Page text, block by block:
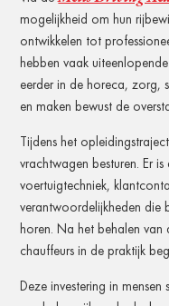
mogelijkheid om hun
ontwikkelen tot
hebben vaak
eerder in de horeca, zorg,
en maken bewust de
Tijdens het
vrachtwagen besturen. Er
voertuigtechniek,
verantwoordelijkheden die
horen. Na het behalen
chauffeurs in de praktijk
Deze investering in